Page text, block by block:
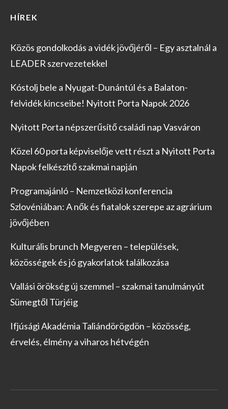
HÍREK
Közös gondolkodás a vidék jövőjéről – Egy asztalnál a
LEADER szervezetekkel
Kóstolj bele a Nyugat-Dunántúl és a Balaton-
felvidék kincseibe! Nyitott Porta Napok 2026
Nyitott Porta népszerűsítő családi nap Vasváron
Közel 60 porta képviselője vett részt a Nyitott Porta
Napok felkészítő szakmai napján
Programajánló – Nemzetközi konferencia
Szlovéniában: A nők és fiatalok szerepe az agrárium
jövőjében
Kulturális brunch Megyeren – települések,
közösségek és jó gyakorlatok találkozása
Vallási örökség új szemmel – szakmai tanulmányút
Sümegtől Türjéig
Ifjúsági Akadémia Taliándörögdön – közösség,
érvelés, élmény a viharos hétvégén